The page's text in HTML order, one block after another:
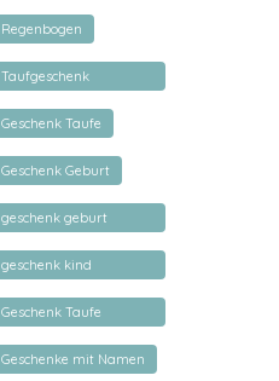
Regenbogen
Taufgeschenk
personalisiert
Geschenk Taufe
Geschenk Geburt
geschenk geburt
personalisiert
geschenk kind
personalisiert mädchen
Geschenk Taufe
personalisiert
Geschenke mit Namen